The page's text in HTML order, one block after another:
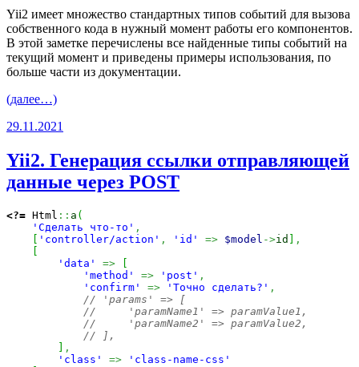
Yii2 имеет множество стандартных типов событий для вызова
собственного кода в нужный момент работы его компонентов.
В этой заметке перечислены все найденные типы событий на
текущий момент и приведены примеры использования, по
больше части из документации.
(далее…)
29.11.2021
Yii2. Генерация ссылки отправляющей
данные через POST
<?= Html :: a (
'Сделать что-то' ,
'controller/action' , 'id' => $model ->id
,
'data'
=>
'method'
=> 'post' ,
'confirm'
=> 'Точно сделать?' ,
// 'params' => [
//     'paramName1' => paramValue1,
//     'paramName2' => paramValue2,
// ],
,
'class'
=>
'class-name-css'